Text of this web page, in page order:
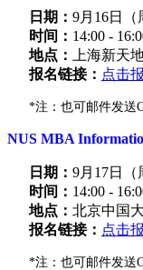
日期： 9月16日（
时间： 14:00 -
地点：
上海新天
报名链接： 点击
*注：也可邮件发送
NUS MBA
日期： 9月17日（
时间： 14:00 -
地点： 北京中国
报名链接： 点击
*注：也可邮件发送